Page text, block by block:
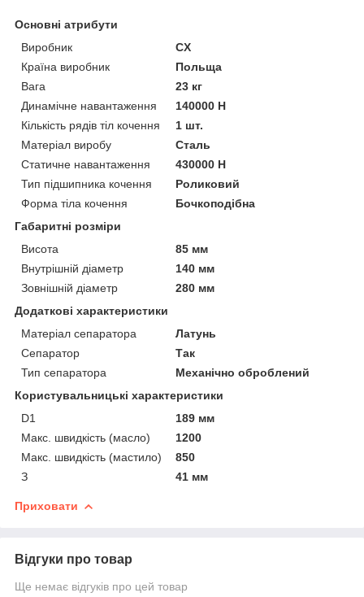
Основні атрибути
Виробник
CX
Країна виробник
Польща
Вага
23 кг
Динамічне навантаження
140000 Н
Кількість рядів тіл кочення
1 шт.
Матеріал виробу
Сталь
Статичне навантаження
430000 Н
Тип підшипника кочення
Роликовий
Форма тіла кочення
Бочкоподібна
Габаритні розміри
Висота
85 мм
Внутрішній діаметр
140 мм
Зовнішній діаметр
280 мм
Додаткові характеристики
Матеріал сепаратора
Латунь
Сепаратор
Так
Тип сепаратора
Механічно оброблений
Користувальницькі характеристики
D1
189 мм
Макс. швидкість (масло)
1200
Макс. швидкість (мастило)
850
З
41 мм
Приховати
Відгуки про товар
Ще немає відгуків про цей товар